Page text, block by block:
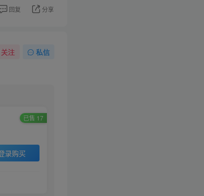
回复 分享
关注 私信
已售 17
录购买